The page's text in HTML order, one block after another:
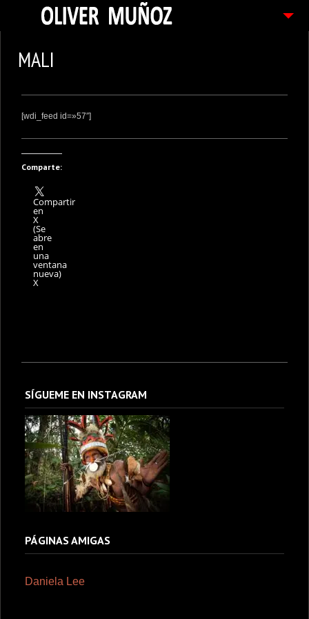
FOTOGRAFIAS
CONTACTO
PEDIDOS
MALI
[wdi_feed id=»57″]
Comparte:
Compartir
en
X
(Se
abre
en
una
ventana
nueva)
X
SÍGUEME EN INSTAGRAM
PÁGINAS AMIGAS
Daniela Lee